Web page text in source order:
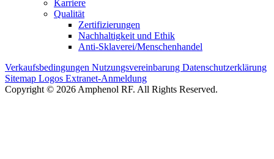
Karriere
Qualität
Zertifizierungen
Nachhaltigkeit und Ethik
Anti-Sklaverei/Menschenhandel
Verkaufsbedingungen Nutzungsvereinbarung Datenschutzerklärung
Sitemap Logos Extranet-Anmeldung
Copyright © 2026 Amphenol RF. All Rights Reserved.